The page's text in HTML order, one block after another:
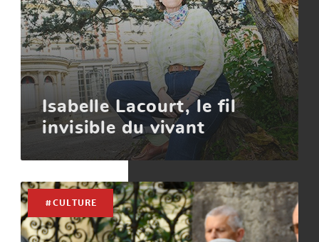
Isabelle Lacourt, le fil
invisible du vivant
#CULTURE